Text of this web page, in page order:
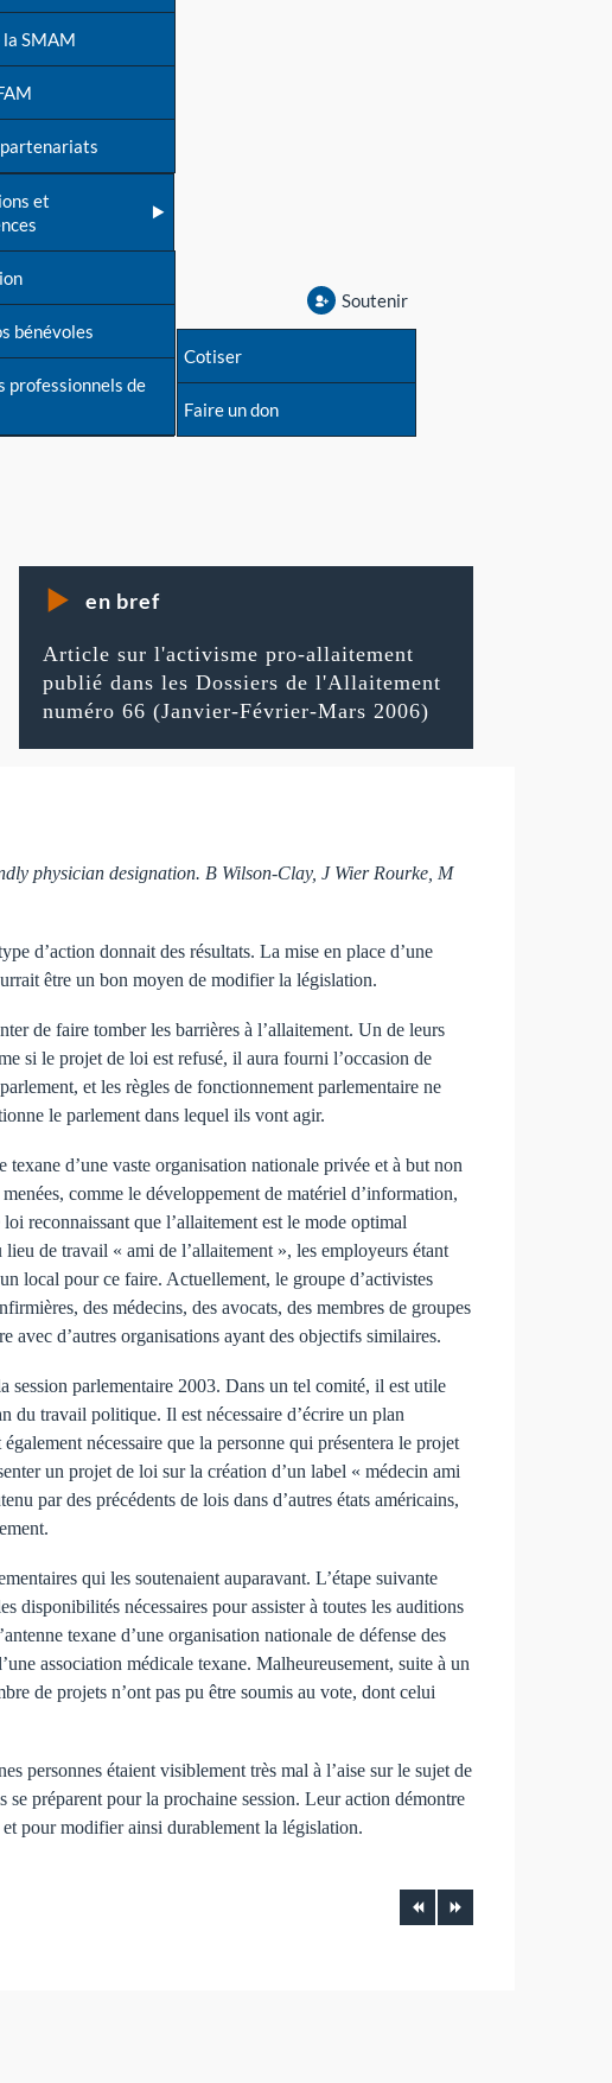
la SMAM
et
bénévoles
professionnels de
Soutenir
Cotiser
Faire un don
en bref
Article sur l'activisme pro-allaitement
publié dans les Dossiers de l'Allaitement
numéro 66 (Janvier-Février-Mars 2006)
physician designation. B Wilson-Clay, J Wier Rourke, M
d’action donnait des résultats. La mise en place d’une
être un bon moyen de modifier la législation.
de faire tomber les barrières à l’allaitement. Un de leurs
si le projet de loi est refusé, il aura fourni l’occasion de
et les règles de fonctionnement parlementaire ne
le parlement dans lequel ils vont agir.
d’une vaste organisation nationale privée et à but non
comme le développement de matériel d’information,
reconnaissant que l’allaitement est le mode optimal
de travail « ami de l’allaitement », les employeurs étant
local pour ce faire. Actuellement, le groupe d’activistes
des médecins, des avocats, des membres de groupes
avec d’autres organisations ayant des objectifs similaires.
session parlementaire 2003. Dans un tel comité, il est utile
du travail politique. Il est nécessaire d’écrire un plan
nécessaire que la personne qui présentera le projet
un projet de loi sur la création d’un label « médecin ami
par des précédents de lois dans d’autres états américains,
qui les soutenaient auparavant. L’étape suivante
disponibilités nécessaires pour assister à toutes les auditions
texane d’une organisation nationale de défense des
association médicale texane. Malheureusement, suite à un
de projets n’ont pas pu être soumis au vote, dont celui
personnes étaient visiblement très mal à l’aise sur le sujet de
se préparent pour la prochaine session. Leur action démontre
pour modifier ainsi durablement la législation.